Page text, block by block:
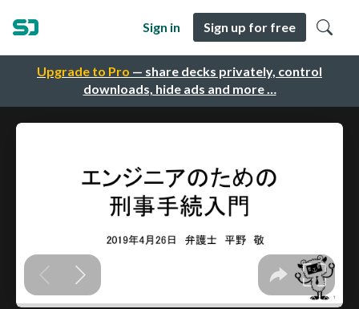
Upgrade to Pro — share decks privately, control
downloads, hide ads and more …
Sign in Sign up for free